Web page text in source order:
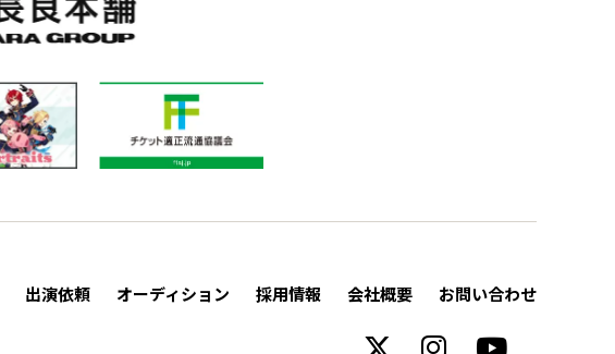
出演依頼 オーディション 採用情報 会社概要 お問い合わせ